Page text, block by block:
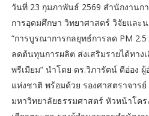
วันที่ 23 กุมภาพันธ์ 2569 สำนักงานก
การอุดมศึกษา วิทยาศาสตร์ วิจัยและ
“การบูรณาการกลยุทธ์การลด PM
ลดต้นทุนการผลิต ส่งเสริมรายได้ทาง
พรีเมียม” นำโดย ดร.วิภารัตน์ ดีอ่อง
แห่งชาติ พร้อมด้วย รองศาสตราจาร
มหาวิทยาลัยธรรมศาสตร์ หัวหน้าโค